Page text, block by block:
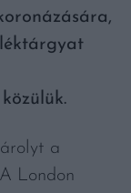
a
London